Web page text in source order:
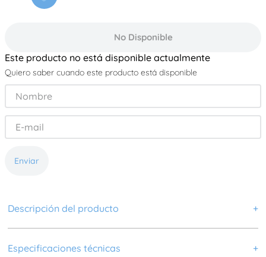
No Disponible
Este producto no está disponible actualmente
Quiero saber cuando este producto está disponible
Enviar
Descripción del producto +
Envuelve a tu bebé en una caricia de confort con esta
frazada extrasuave. Su tejido flannel brinda una sensación
delicada al tacto, perfecta para mantenerlo cálido y cómodo
Especificaciones técnicas +